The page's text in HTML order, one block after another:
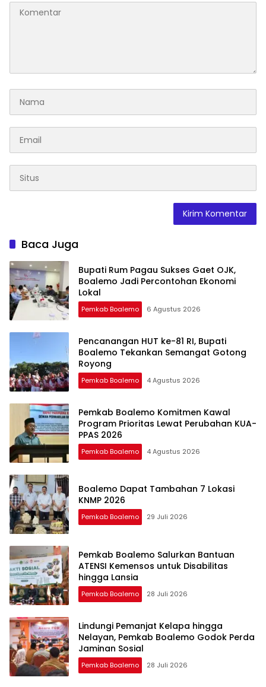
Baca Juga
Bupati Rum Pagau Sukses Gaet OJK,
Boalemo Jadi Percontohan Ekonomi
Lokal
Pemkab Boalemo 6 Agustus 2026
Pencanangan HUT ke-81 RI, Bupati
Boalemo Tekankan Semangat Gotong
Royong
Pemkab Boalemo 4 Agustus 2026
Pemkab Boalemo Komitmen Kawal
Program Prioritas Lewat Perubahan KUA-
PPAS 2026
Pemkab Boalemo 4 Agustus 2026
Boalemo Dapat Tambahan 7 Lokasi
KNMP 2026
Pemkab Boalemo 29 Juli 2026
Pemkab Boalemo Salurkan Bantuan
ATENSI Kemensos untuk Disabilitas
hingga Lansia
Pemkab Boalemo 28 Juli 2026
Lindungi Pemanjat Kelapa hingga
Nelayan, Pemkab Boalemo Godok Perda
Jaminan Sosial
Pemkab Boalemo 28 Juli 2026